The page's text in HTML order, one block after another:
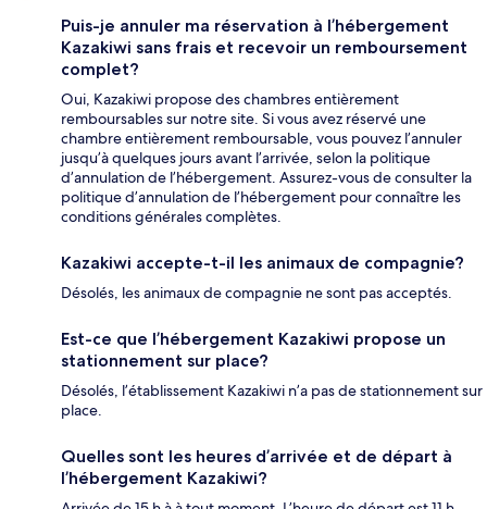
Puis-je annuler ma réservation à l’hébergement
Kazakiwi sans frais et recevoir un remboursement
complet?
Oui, Kazakiwi propose des chambres entièrement
remboursables sur notre site. Si vous avez réservé une
chambre entièrement remboursable, vous pouvez l’annuler
jusqu’à quelques jours avant l’arrivée, selon la politique
d’annulation de l’hébergement. Assurez-vous de consulter la
politique d’annulation de l’hébergement pour connaître les
conditions générales complètes.
Kazakiwi accepte-t-il les animaux de compagnie?
Désolés, les animaux de compagnie ne sont pas acceptés.
Est-ce que l’hébergement Kazakiwi propose un
stationnement sur place?
Désolés, l’établissement Kazakiwi n’a pas de stationnement sur
place.
Quelles sont les heures d’arrivée et de départ à
l’hébergement Kazakiwi?